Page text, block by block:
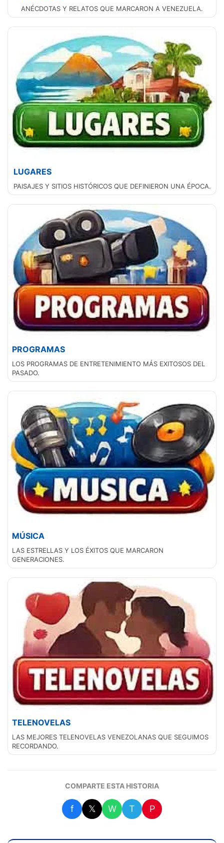
ANÉCDOTAS Y RELATOS QUE MARCARON A VENEZUELA.
LUGARES
PAISAJES Y SITIOS HISTÓRICOS QUE DEFINIERON UNA ÉPOCA.
PROGRAMAS
LOS PROGRAMAS DE ENTRETENIMIENTO MÁS EXITOSOS DEL
PASADO.
MÚSICA
LAS ESTRELLAS Y LOS ÉXITOS QUE MARCARON
GENERACIONES.
TELENOVELAS
LAS MEJORES TELENOVELAS VENEZOLANAS QUE SEGUIMOS
RECORDANDO.
COMPARTE ESTA HISTORIA
f 𝕏 W T P